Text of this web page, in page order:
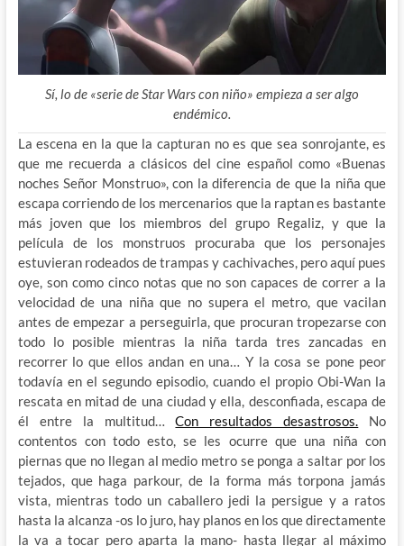
Sí, lo de «serie de Star Wars con niño» empieza a ser algo
endémico.
La escena en la que la capturan no es que sea sonrojante, es
que me recuerda a clásicos del cine español como «Buenas
noches Señor Monstruo», con la diferencia de que la niña que
escapa corriendo de los mercenarios que la raptan es bastante
más joven que los miembros del grupo Regaliz, y que la
película de los monstruos procuraba que los personajes
estuvieran rodeados de trampas y cachivaches, pero aquí pues
oye, son como cinco notas que no son capaces de correr a la
velocidad de una niña que no supera el metro, que vacilan
antes de empezar a perseguirla, que procuran tropezarse con
todo lo posible mientras la niña tarda tres zancadas en
recorrer lo que ellos andan en una… Y la cosa se pone peor
todavía en el segundo episodio, cuando el propio Obi-Wan la
rescata en mitad de una ciudad y ella, desconfiada, escapa de
él entre la multitud…Con resultados desastrosos. No
contentos con todo esto, se les ocurre que una niña con
piernas que no llegan al medio metro se ponga a saltar por los
tejados, que haga parkour, de la forma más torpona jamás
vista, mientras todo un caballero jedi la persigue y a ratos
hasta la alcanza -os lo juro, hay planos en los que directamente
la va a tocar pero aparta la mano- hasta llegar al máximo